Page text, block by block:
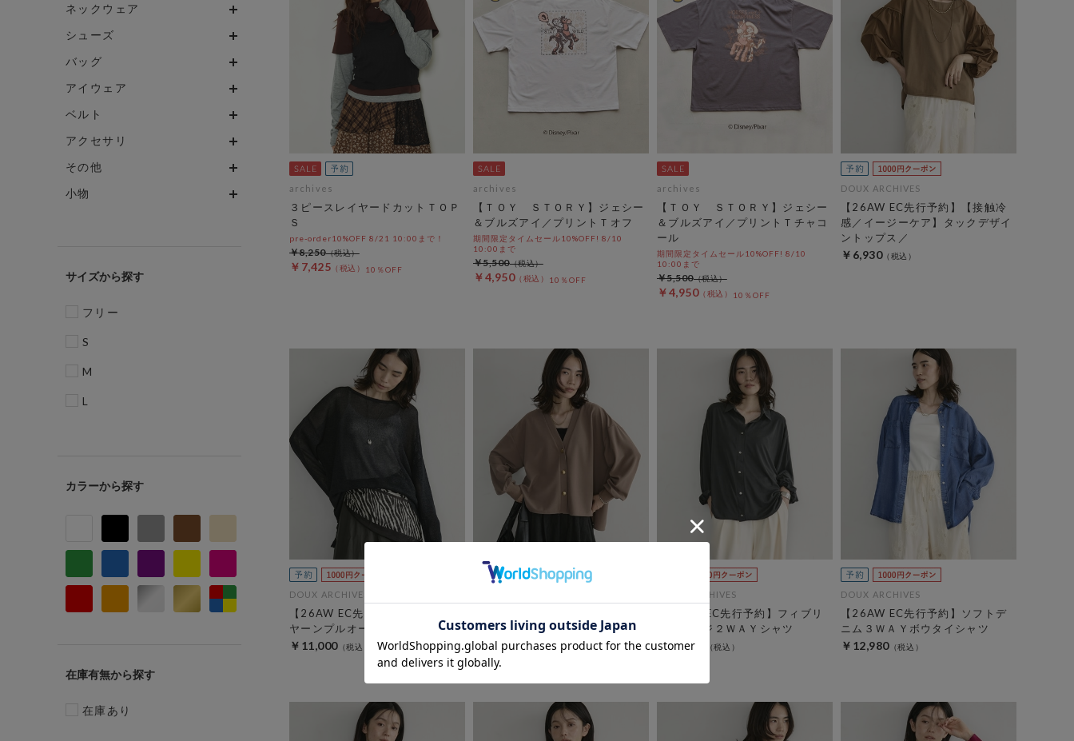
ネックウェア
シューズ
バッグ
アイウェア
ベルト
アクセサリ
その他
小物
サイズ
フリー
S
M
L
カラー
在庫有無
在庫あり
archives
３ピースレイヤードカットＴＯＰ
Ｓ
pre-order10%OFF 8/21 10:00まで！
￥7,425 10％OFF
￥8,250
archives
【ＴＯＹ ＳＴＯＲＹ】ジェシー
＆ブルズアイ／プリントＴオフ
期間限定タイムセール10%OFF! 8/10
10:00まで
￥4,950 10％OFF
￥5,500
archives
【ＴＯＹ ＳＴＯＲＹ】ジェシー
＆ブルズアイ／プリントＴチャコ
ール
期間限定タイムセール10%OFF! 8/10
10:00まで
￥4,950 10％OFF
￥5,500
DOUX ARCHIVES
【26AW EC先行予約】【接触冷
感／イージーケア】タックデザイ
ントップス／
￥6,930
DOUX ARCHIVES
【26AW EC先行予約】ペーパー
ヤーンプルオーバー／
￥11,000
ョーゼットＶネックカーディガン
￥8,998
DOUX ARCHIVES
【26AW EC先行予約】フィブリ
ルジャージ２ＷＡＹシャツ
￥12,100
DOUX ARCHIVES
【26AW EC先行予約】ソフトデ
ニム３ＷＡＹボウタイシャツ
￥12,980